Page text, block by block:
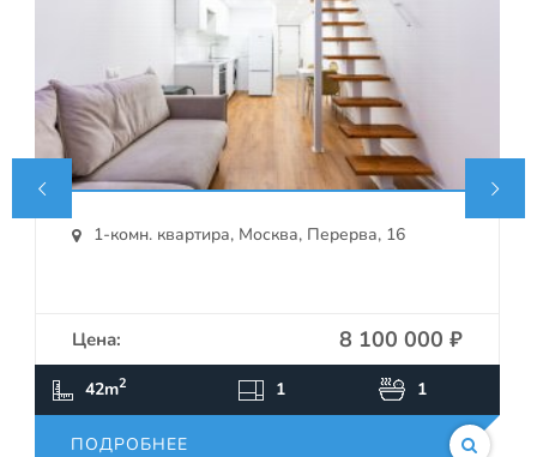


1-комн. квартира, Москва, Перерва, 16
Цена: 8 100 000 ₽
42m2 1 1
ПОДРОБНЕЕ
ПОДРОБНЕЕ